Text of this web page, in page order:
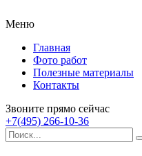
Меню
Главная
Фото работ
Полезные материалы
Контакты
Звоните прямо сейчас
+7(495) 266-10-36